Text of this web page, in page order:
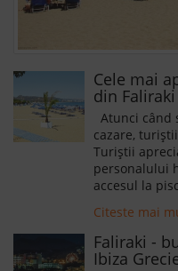
Cele mai
din Faliraki
Atunci când
cazare,
Turiștii
personalului
accesul la
Citeste mai
Faliraki -
Ibiza